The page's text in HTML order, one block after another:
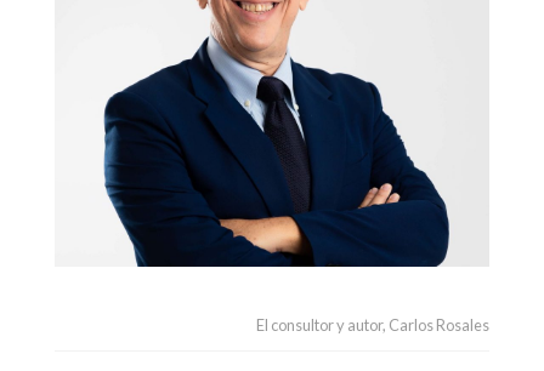
El consultor y autor, Carlos Rosales